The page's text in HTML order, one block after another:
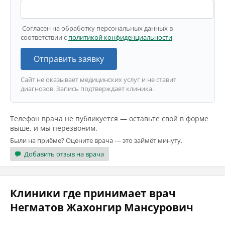
Согласен на обработку персональных данных в
соответствии с политикой конфиденциальности
Отправить заявку
Сайт не оказывает медицинских услуг и не ставит
диагнозов. Запись подтверждает клиника.
Телефон врача не публикуется — оставьте свой в форме
выше, и мы перезвоним.
Были на приёме? Оцените врача — это займёт минуту.
Добавить отзыв на врача
Клиники где принимает врач
Негматов Жахонгир Мансурович